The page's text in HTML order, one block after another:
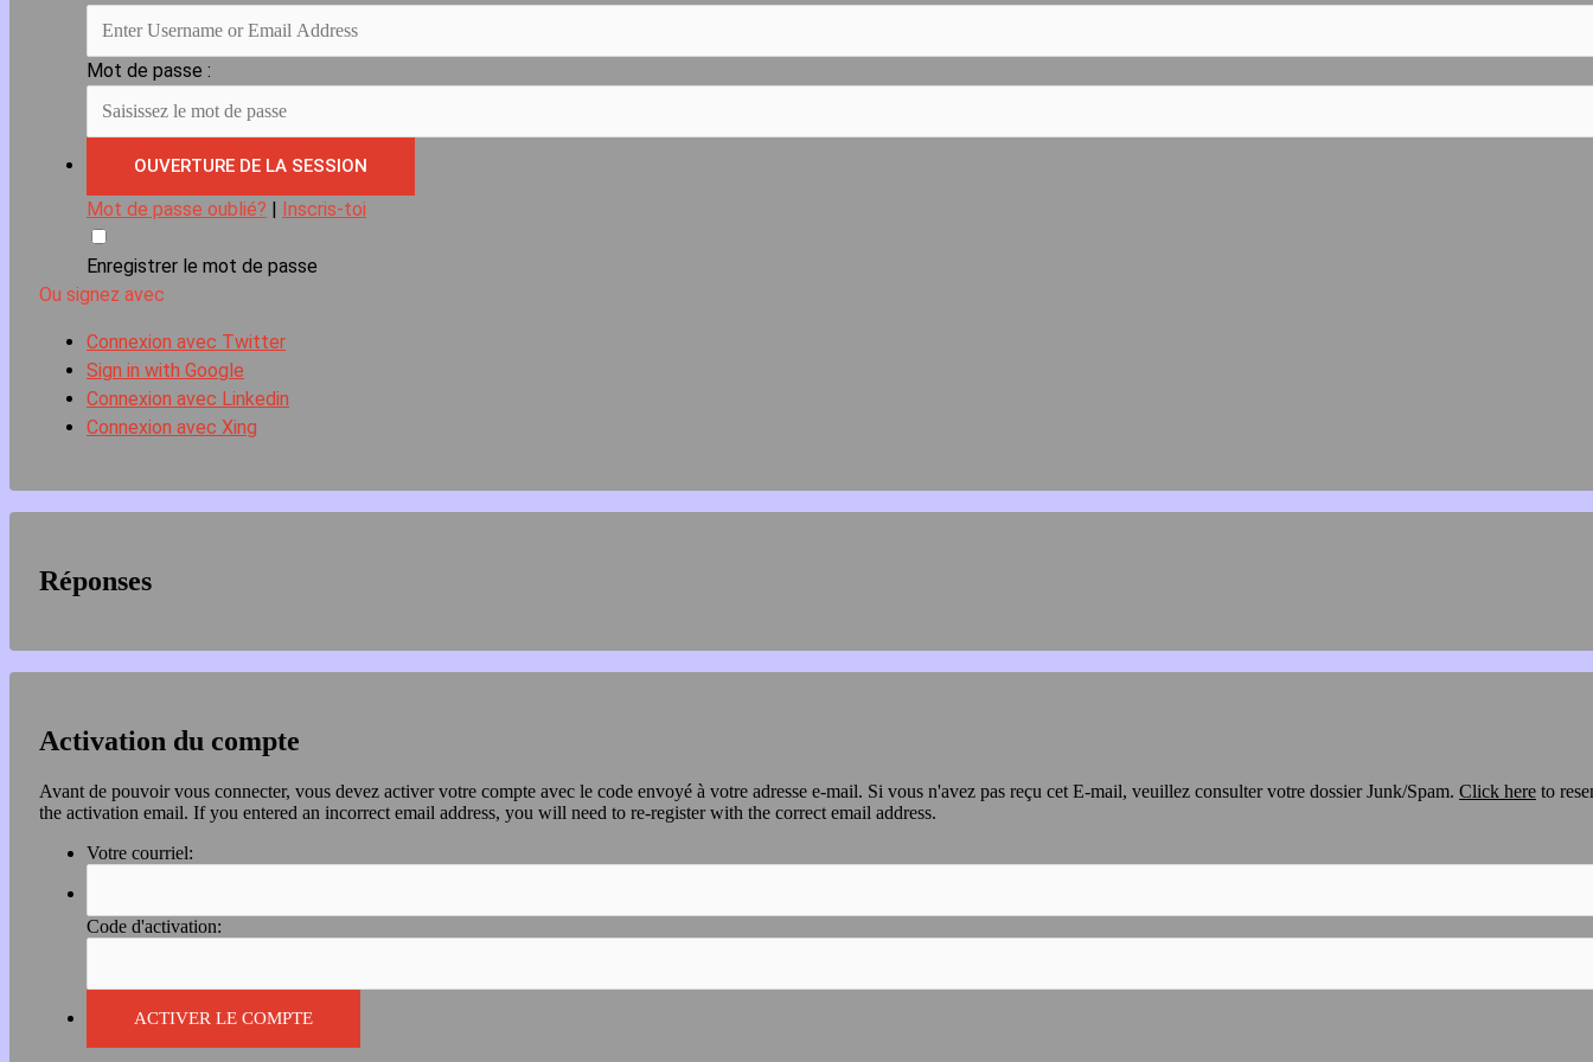
Mot de passe :
Mot de passe oublié? Inscris-toi
Enregistrer le mot de passe
Ou signez avec
Connexion avec Twitter
Sign in with Google
Connexion avec Linkedin
Connexion avec Xing
Réponses
Activation du compte
Avant de pouvoir vous connecter, vous devez activer votre compte avec le code envoyé à votre adresse e-mail. Si vous n'avez pas reçu cet E-mail, veuillez consulter votre dossier Junk/Spam. Click here to
the activation email. If you entered an incorrect email address, you will need to re-register with the correct email address.
Votre courriel:
Code d'activation: